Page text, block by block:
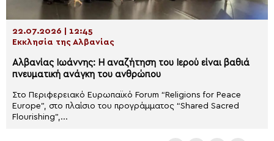
22.07.2026 | 12:45
Εκκλησία της Αλβανίας
Αλβανίας Ιωάννης: Η αναζήτηση του Ιερού είναι βαθιά
πνευματική ανάγκη του ανθρώπου
Στο Περιφερειακό Ευρωπαϊκό Forum “Religions for Peace
Europe”, στο πλαίσιο του προγράμματος “Shared Sacred
Flourishing”,...